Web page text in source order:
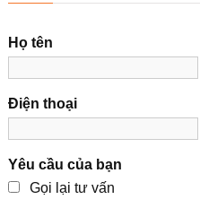
Họ tên
Điện thoại
Yêu cầu của bạn
Gọi lại tư vấn